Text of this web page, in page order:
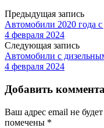
Предыдущая запись
Автомобили 2020 года
4 февраля 2024
Следующая запись
Автомобили с
4 февраля 2024
Добавить
Ваш адрес email не
помечены *